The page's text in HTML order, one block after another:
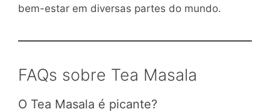
bem-estar em diversas partes do mundo.
FAQs sobre Tea Masala
O Tea Masala é picante?